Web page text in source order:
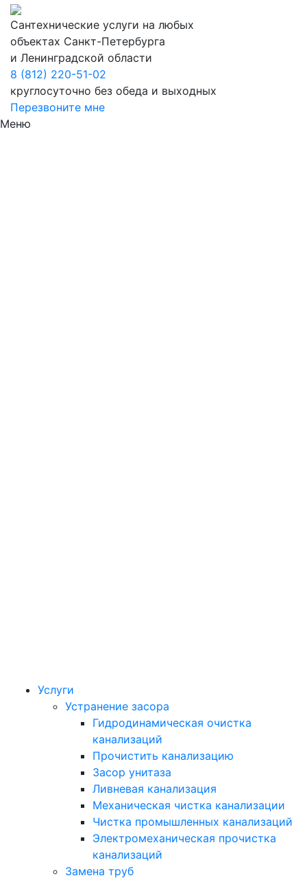
Сантехнические услуги на любых
объектах Санкт-Петербурга
и Ленинградской области
8 (812) 220-51-02
круглосуточно без обеда и выходных
Перезвоните мне
Меню
Услуги
Устранение засора
Гидродинамическая очистка
канализаций
Прочистить канализацию
Засор унитаза
Ливневая канализация
Механическая чистка канализации
Чистка промышленных канализаций
Электромеханическая прочистка
канализаций
Замена труб